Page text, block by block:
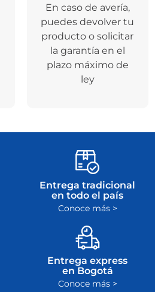
En caso de avería,
puedes devolver tu
producto o solicitar
la garantía en el
plazo máximo de
ley
Entrega tradicional
en todo el país
Conoce más >
Entrega express
en Bogotá
Conoce más >